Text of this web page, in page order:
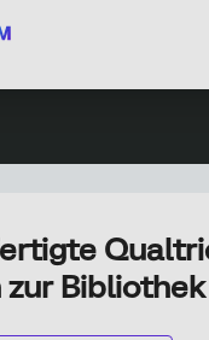
zur Bibliothek